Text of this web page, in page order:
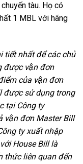
tàu. Họ có
1 MBL với hãng
tiết nhất để các chủ
được vận đơn
của vận đơn
được sử dụng trong
tại Công ty
vận đơn Master Bill
ty xuất nhập
House Bill là
thức liên quan đến